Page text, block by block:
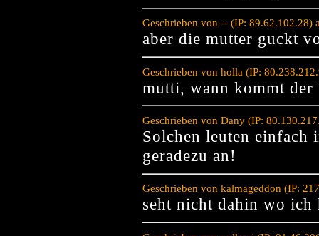
Geschrieben von -- (IP: 89.62.102.28)
aber die mutter guckt
Geschrieben von holla (IP:
mutti, wann kommt der
Geschrieben von Dany (IP:
Solchen leuten einfach
geradezu an!
Geschrieben von kalmageddon (IP:
seht nicht dahin wo